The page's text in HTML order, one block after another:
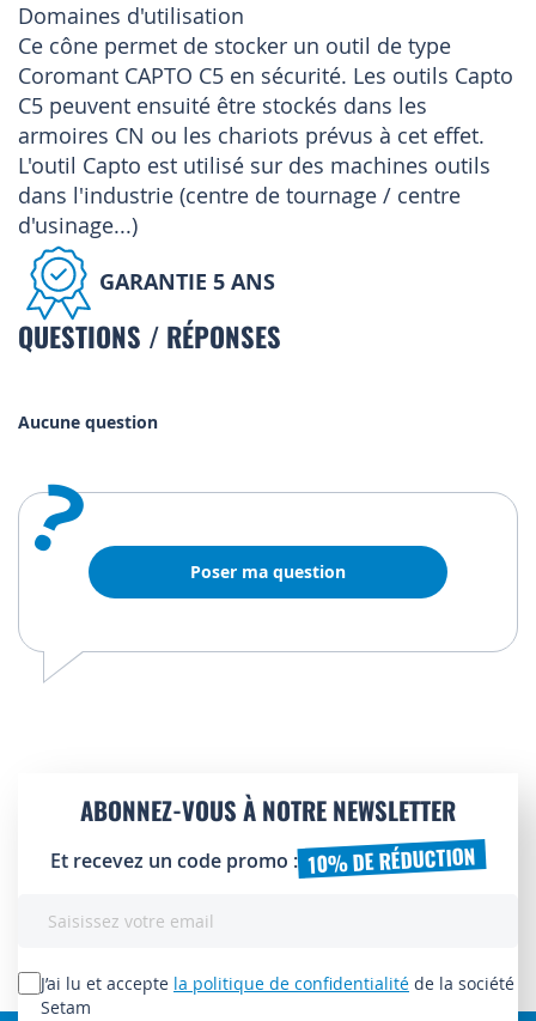
Domaines d'utilisation
Ce cône permet de stocker un outil de type
Coromant CAPTO C5 en sécurité. Les outils Capto
C5 peuvent ensuité être stockés dans les
armoires CN ou les chariots prévus à cet effet.
L'outil Capto est utilisé sur des machines outils
dans l'industrie (centre de tournage / centre
d'usinage...)
GARANTIE 5 ANS
QUESTIONS / RÉPONSES
Aucune question
? Poser ma question
ABONNEZ-VOUS À NOTRE NEWSLETTER
Et recevez un code promo : 10% DE RÉDUCTION
lettre
d’information
J’ai lu et accepte la politique de confidentialité de la société
Setam